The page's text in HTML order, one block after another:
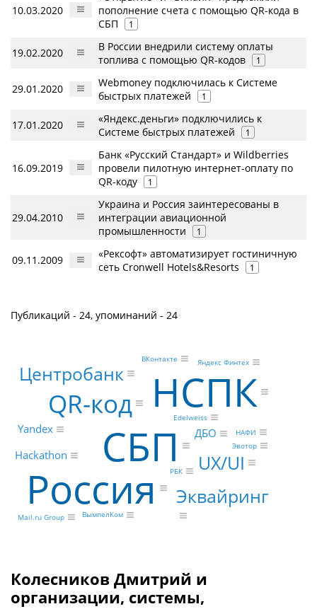
10.03.2020
пополнение счета с помощью QR-кода в
СБП
1
19.02.2020
В России внедрили систему оплаты
топлива с помощью QR-кодов
1
29.01.2020
Webmoney подключилась к Системе
быстрых платежей
1
17.01.2020
«Яндекс.деньги» подключились к
Системе быстрых платежей
1
16.09.2019
Банк «Русский Стандарт» и Wildberries
провели пилотную интернет-оплату по
QR-коду
1
29.04.2010
Украина и Россия заинтересованы в
интеграции авиационной
промышленности
1
09.11.2009
«Рексофт» автоматизирует гостиничную
сеть Cronwell Hotels&Resorts
1
Публикаций - 24, упоминаний - 24
СБП
Россия
НСПК
QR-код
Центробанк
Эквайринг
UX/UI
ДБО
Yandex
Hackathon
Edelweiss
Яндекс Финтех
Mail.ru Group ВымпелКом
ВКонтакте
Эвотор
РБК
НАФИ
Колесников Дмитрий и
организации, системы,